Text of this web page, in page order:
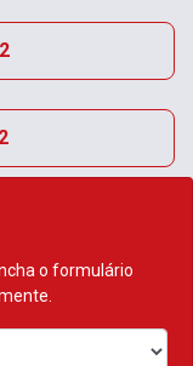
o formulário